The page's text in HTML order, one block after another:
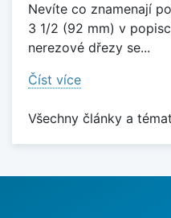
Nevíte co znamenají
3 1/2 (92 mm) v
nerezové dřezy se...
Číst více
Všechny články a